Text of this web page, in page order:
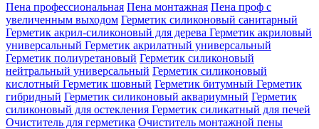
Пена профессиональная Пена монтажная Пена проф с
увеличенным выходом Герметик силиконовый санитарный
Герметик акрил-силиконовый для дерева Герметик акриловый
универсальный Герметик акрилатный универсальный
Герметик полиуретановый Герметик силиконовый
нейтральный универсальный Герметик силиконовый
кислотный Герметик шовный Герметик битумный Герметик
гибридный Герметик силиконовый аквариумный Герметик
силиконовый для остекления Герметик силикатный для печей
Очиститель для герметика Очиститель монтажной пены